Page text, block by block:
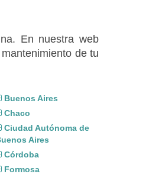
En nuestra web
de tu
Buenos Aires
Chaco
Ciudad Autónoma de
Aires
Córdoba
Formosa